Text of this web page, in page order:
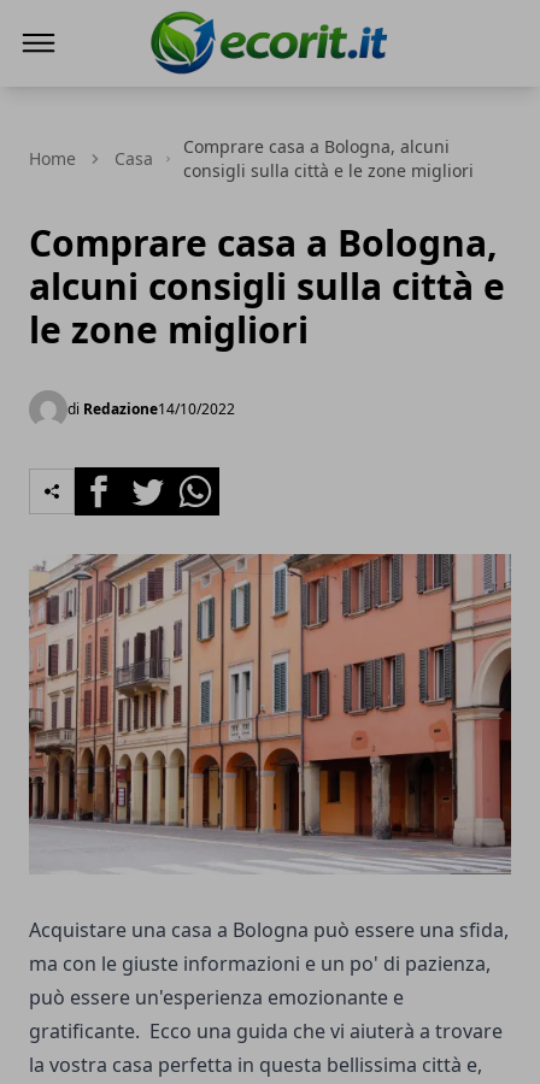
Home Casa
Comprare casa a Bologna, alcuni
consigli sulla città e le zone migliori
Comprare casa a Bologna,
alcuni consigli sulla città e
le zone migliori
di Redazione14/10/2022
FacebookTwitterWhatsapp
Acquistare una casa a Bologna può essere una sfida,
ma con le giuste informazioni e un po' di pazienza,
può essere un'esperienza emozionante e
gratificante. Ecco una guida che vi aiuterà a trovare
la vostra casa perfetta in questa bellissima città e,